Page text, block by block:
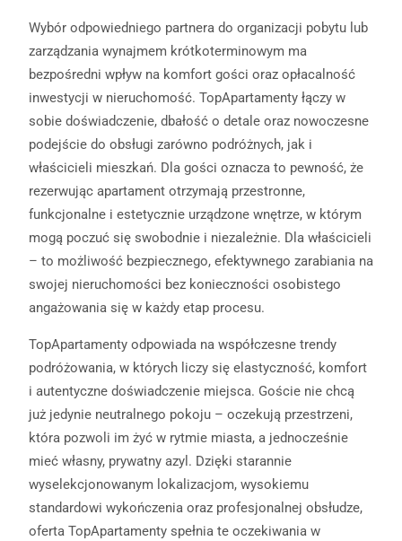
Wybór odpowiedniego partnera do organizacji pobytu lub
zarządzania wynajmem krótkoterminowym ma
bezpośredni wpływ na komfort gości oraz opłacalność
inwestycji w nieruchomość. TopApartamenty łączy w
sobie doświadczenie, dbałość o detale oraz nowoczesne
podejście do obsługi zarówno podróżnych, jak i
właścicieli mieszkań. Dla gości oznacza to pewność, że
rezerwując apartament otrzymają przestronne,
funkcjonalne i estetycznie urządzone wnętrze, w którym
mogą poczuć się swobodnie i niezależnie. Dla właścicieli
– to możliwość bezpiecznego, efektywnego zarabiania na
swojej nieruchomości bez konieczności osobistego
angażowania się w każdy etap procesu.
TopApartamenty odpowiada na współczesne trendy
podróżowania, w których liczy się elastyczność, komfort
i autentyczne doświadczenie miejsca. Goście nie chcą
już jedynie neutralnego pokoju – oczekują przestrzeni,
która pozwoli im żyć w rytmie miasta, a jednocześnie
mieć własny, prywatny azyl. Dzięki starannie
wyselekcjonowanym lokalizacjom, wysokiemu
standardowi wykończenia oraz profesjonalnej obsłudze,
oferta TopApartamenty spełnia te oczekiwania w